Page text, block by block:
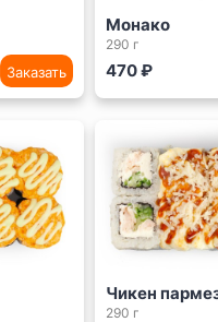
Заказать
Монако
290 г
470 ₽
Чикен
290 г